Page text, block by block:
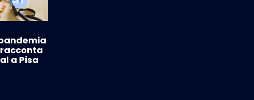
racconta
a Pisa